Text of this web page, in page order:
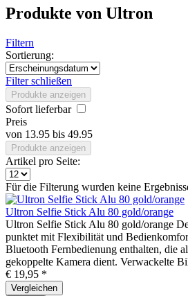
Produkte von Ultron
Filtern
Sortierung:
Filter schließen
Produkte anzeigen
Sofort lieferbar
Preis
von 13.95 bis 49.95
Produkte anzeigen
Artikel pro Seite:
Für die Filterung wurden keine
Ultron Selfie Stick Alu 80 gold/orange
Ultron Selfie Stick Alu 80 gold/orange
punktet mit Flexibilität und
Bluetooth Fernbedienung enthalten, die
gekoppelte Kamera dient. Verwackelte
€ 19,95 *
Vergleichen